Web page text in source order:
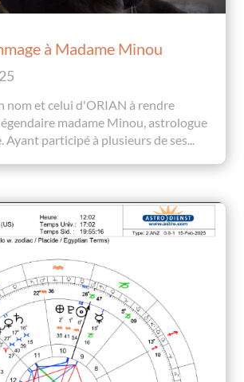
à Madame Minou
nom et celui d'ORIAN à rendre
madame Minou, astrologue
participé à plusieurs de ses...